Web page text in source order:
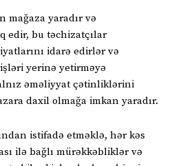
mağaza yaradır və
edir, bu təchizatçılar
idarə edirlər və
yerinə yetirməyə
əməliyyat çətinliklərini
daxil olmağa imkan yaradır.
istifadə etməklə, hər kəs
ilə bağlı mürəkkəbliklər və